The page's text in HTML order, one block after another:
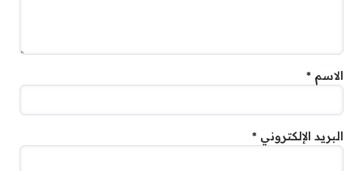
الاسم *
البريد الإلكتروني *